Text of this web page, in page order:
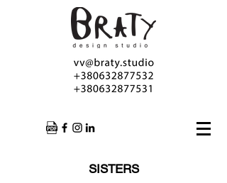
SISTERS